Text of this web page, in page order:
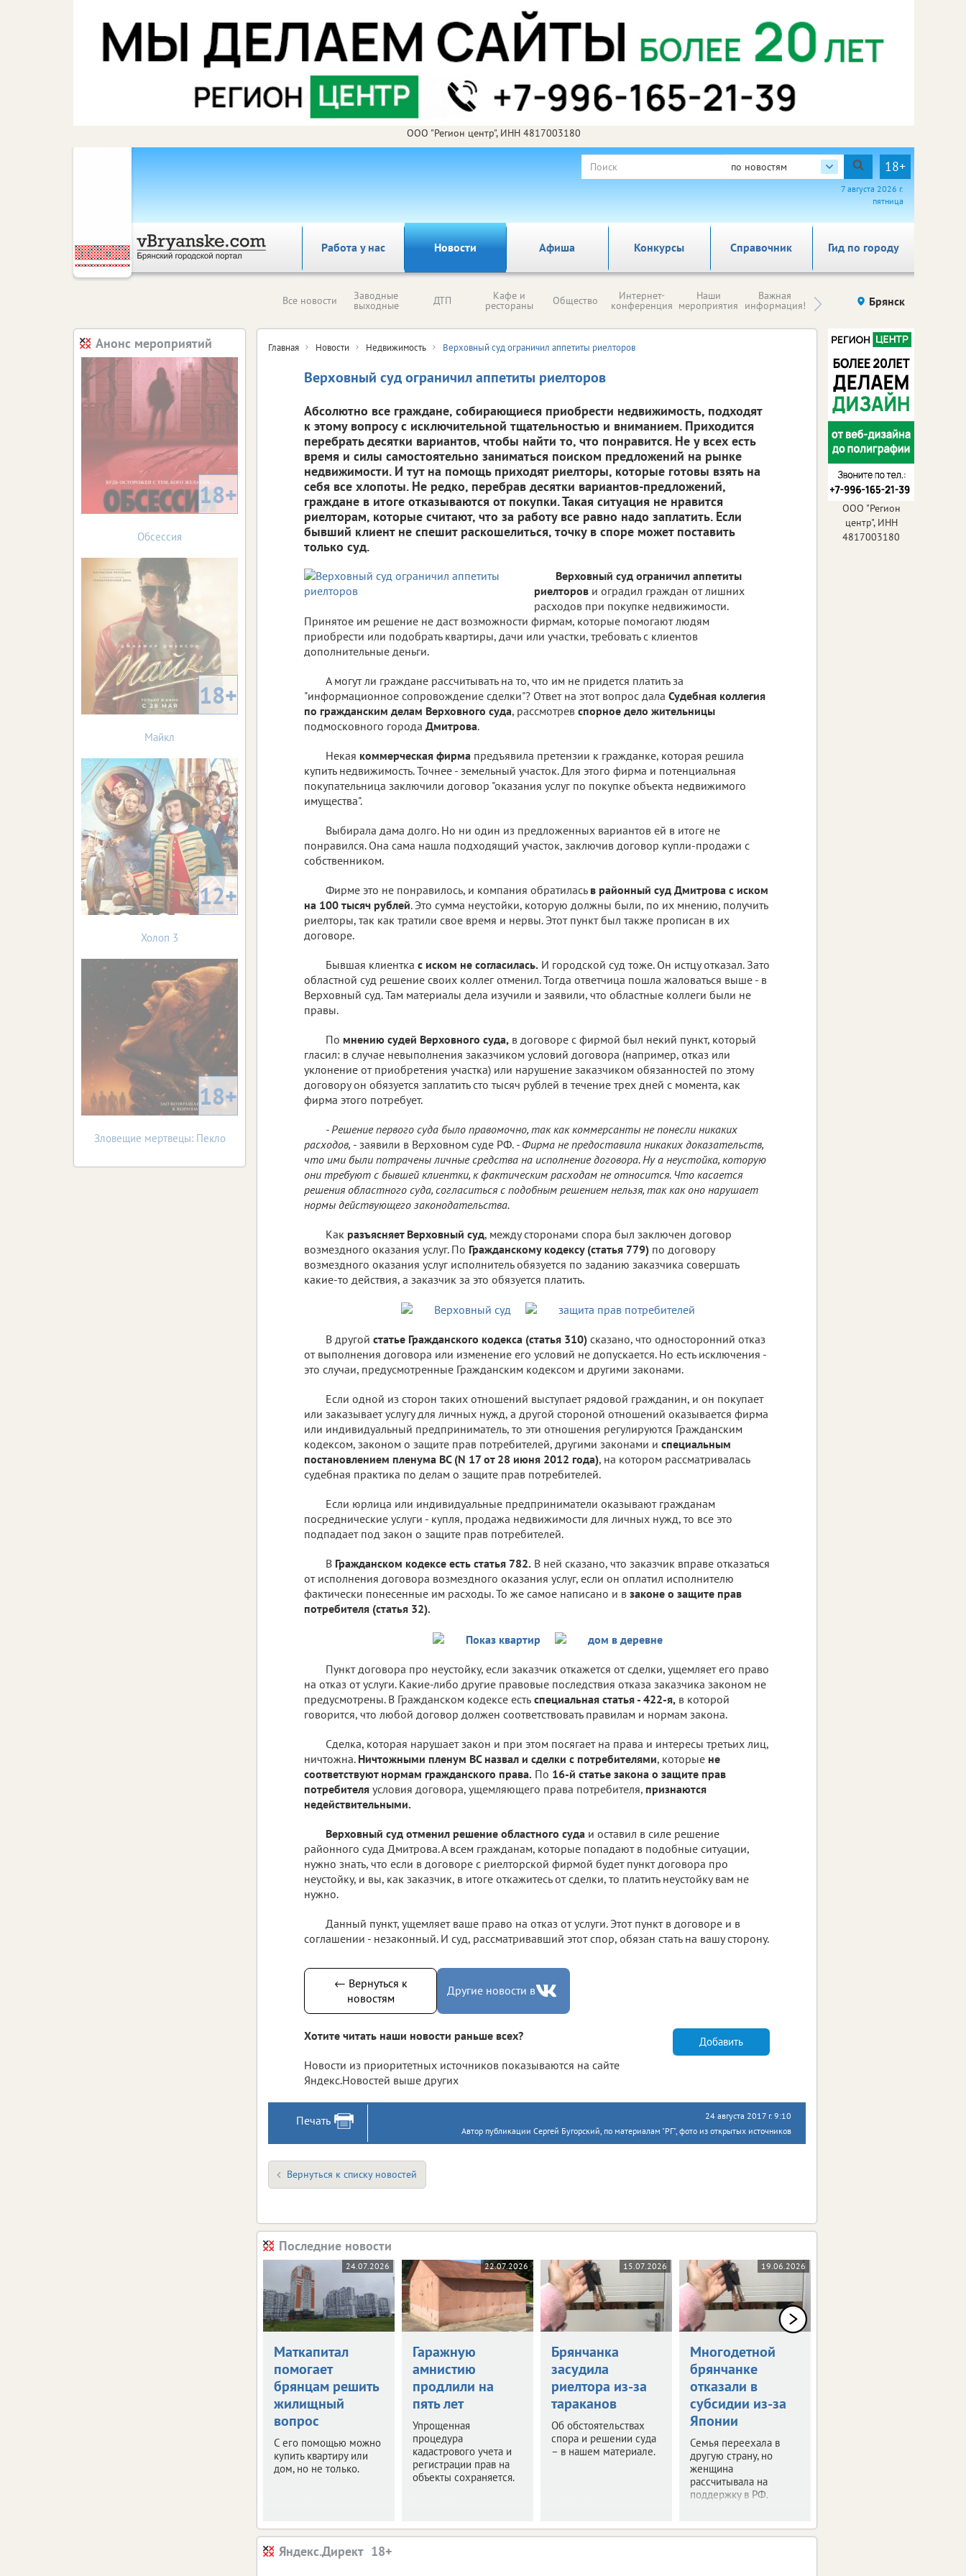
ООО "Регион центр", ИНН 4817003180
по новостям 18+
7 августа 2026 г.
пятница
Работа у нас Новости Афиша Справочник Гид по городу
Конкурсы
Все новости Заводные
выходные ДТП Кафе и
рестораны Общество Интернет-
конференция
Наши
мероприятия
Важная
информация! Происшествия Здоровье
Брянск
Главная Новости Недвижимость Верховный суд ограничил аппетиты риелторов
Верховный суд ограничил аппетиты риелторов
Абсолютно все граждане, собирающиеся приобрести недвижимость, подходят
к этому вопросу с исключительной тщательностью и вниманием. Приходится
перебрать десятки вариантов, чтобы найти то, что понравится. Не у всех есть
время и силы самостоятельно заниматься поиском предложений на рынке
недвижимости. И тут на помощь приходят риелторы, которые готовы взять на
себя все хлопоты. Не редко, перебрав десятки вариантов-предложений,
граждане в итоге отказываются от покупки. Такая ситуация не нравится
риелторам, которые считают, что за работу все равно надо заплатить. Если
бывший клиент не спешит раскошелиться, точку в споре может поставить
только суд.
Верховный суд ограничил аппетиты
риелторов и оградил граждан от лишних
расходов при покупке недвижимости.
Принятое им решение не даст возможности фирмам, которые помогают людям
приобрести или подобрать квартиры, дачи или участки, требовать с клиентов
дополнительные деньги.
А могут ли граждане рассчитывать на то, что им не придется платить за
"информационное сопровождение сделки"? Ответ на этот вопрос дала Судебная коллегия
по гражданским делам Верховного суда, рассмотрев спорное дело жительницы
подмосковного города Дмитрова.
Некая коммерческая фирма предъявила претензии к гражданке, которая решила
купить недвижимость. Точнее - земельный участок. Для этого фирма и потенциальная
покупательница заключили договор "оказания услуг по покупке объекта недвижимого
имущества".
Выбирала дама долго. Но ни один из предложенных вариантов ей в итоге не
понравился. Она сама нашла подходящий участок, заключив договор купли-продажи с
собственником.
Фирме это не понравилось, и компания обратилась в районный суд Дмитрова с иском
на 100 тысяч рублей. Это сумма неустойки, которую должны были, по их мнению, получить
риелторы, так как тратили свое время и нервы. Этот пункт был также прописан в их
договоре.
Бывшая клиентка с иском не согласилась. И городской суд тоже. Он истцу отказал. Зато
областной суд решение своих коллег отменил. Тогда ответчица пошла жаловаться выше - в
Верховный суд. Там материалы дела изучили и заявили, что областные коллеги были не
правы.
По мнению судей Верховного суда, в договоре с фирмой был некий пункт, который
гласил: в случае невыполнения заказчиком условий договора (например, отказ или
уклонение от приобретения участка) или нарушение заказчиком обязанностей по этому
договору он обязуется заплатить сто тысяч рублей в течение трех дней с момента, как
фирма этого потребует.
- Решение первого суда было правомочно, так как коммерсанты не понесли никаких
расходов, - заявили в Верховном суде РФ. - Фирма не предоставила никаких доказательств,
что ими были потрачены личные средства на исполнение договора. Ну а неустойка, которую
они требуют с бывшей клиентки, к фактическим расходам не относится. Что касается
решения областного суда, согласиться с подобным решением нельзя, так как оно нарушает
нормы действующего законодательства.
Как разъясняет Верховный суд, между сторонами спора был заключен договор
возмездного оказания услуг. По Гражданскому кодексу (статья 779) по договору
возмездного оказания услуг исполнитель обязуется по заданию заказчика совершать
какие-то действия, а заказчик за это обязуется платить.
В другой статье Гражданского кодекса (статья 310) сказано, что односторонний отказ
от выполнения договора или изменение его условий не допускается. Но есть исключения -
это случаи, предусмотренные Гражданским кодексом и другими законами.
Если одной из сторон таких отношений выступает рядовой гражданин, и он покупает
или заказывает услугу для личных нужд, а другой стороной отношений оказывается фирма
или индивидуальный предприниматель, то эти отношения регулируются Гражданским
кодексом, законом о защите прав потребителей, другими законами и специальным
постановлением пленума ВС (N 17 от 28 июня 2012 года), на котором рассматривалась
судебная практика по делам о защите прав потребителей.
Если юрлица или индивидуальные предприниматели оказывают гражданам
посреднические услуги - купля, продажа недвижимости для личных нужд, то все это
подпадает под закон о защите прав потребителей.
В Гражданском кодексе есть статья 782. В ней сказано, что заказчик вправе отказаться
от исполнения договора возмездного оказания услуг, если он оплатил исполнителю
фактически понесенные им расходы. То же самое написано и в законе о защите прав
потребителя (статья 32).
Пункт договора про неустойку, если заказчик откажется от сделки, ущемляет его право
на отказ от услуги. Какие-либо другие правовые последствия отказа заказчика законом не
предусмотрены. В Гражданском кодексе есть специальная статья - 422-я, в которой
говорится, что любой договор должен соответствовать правилам и нормам закона.
Сделка, которая нарушает закон и при этом посягает на права и интересы третьих лиц,
ничтожна. Ничтожными пленум ВС назвал и сделки с потребителями, которые не
соответствуют нормам гражданского права. По 16-й статье закона о защите прав
потребителя условия договора, ущемляющего права потребителя, признаются
недействительными.
Верховный суд отменил решение областного суда и оставил в силе решение
районного суда Дмитрова. А всем гражданам, которые попадают в подобные ситуации,
нужно знать, что если в договоре с риелторской фирмой будет пункт договора про
неустойку, и вы, как заказчик, в итоге откажитесь от сделки, то платить неустойку вам не
нужно.
Данный пункт, ущемляет ваше право на отказ от услуги. Этот пункт в договоре и в
соглашении - незаконный. И суд, рассматривавший этот спор, обязан стать на вашу сторону.
← Вернуться к
новостям
Другие новости в
Хотите читать наши новости раньше всех?
Новости из приоритетных источников показываются на сайте
Яндекс.Новостей выше других
Добавить
Печать
24 августа 2017 г. 9:10
Автор публикации Сергей Бугорский, по материалам "РГ", фото из открытых источников
Вернуться к списку новостей
Последние новости
24.07.2026
Маткапитал
помогает
брянцам решить
жилищный
вопрос
С его помощью можно
купить квартиру или
дом, но не только.
22.07.2026
Гаражную
амнистию
продлили на
пять лет
Упрощенная
процедура
кадастрового учета и
регистрации прав на
объекты сохраняется.
15.07.2026
Брянчанка
засудила
риелтора из-за
тараканов
Об обстоятельствах
спора и решении суда
– в нашем материале.
19.06.2026
Многодетной
брянчанке
отказали в
субсидии из-за
Японии
Семья переехала в
другую страну, но
женщина
рассчитывала на
поддержку в РФ.
Яндекс.Директ
Анонс мероприятий
18+
Обсессия
18+
Майкл
12+
Холоп 3
18+
Зловещие мертвецы: Пекло
ООО "Регион
центр", ИНН
4817003180